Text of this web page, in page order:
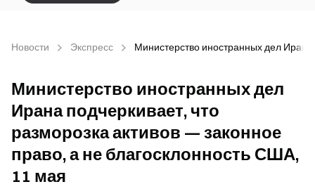
Новости Экспресс Министерство иностранных дел
Министерство иностранных дел
Ирана подчеркивает, что
разморозка активов — законное
право, а не благосклонность США,
11 мая